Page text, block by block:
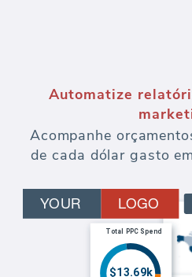
Automatize
Acompanhe
de cada dólar gasto